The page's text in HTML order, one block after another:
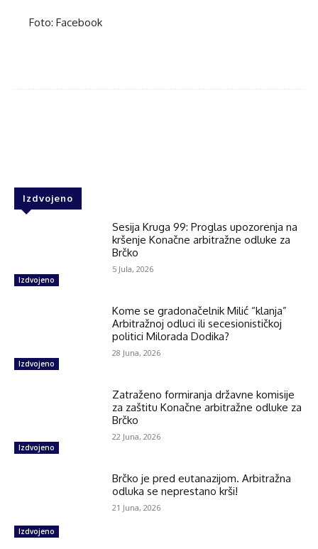
Foto: Facebook
Izdvojeno
Izdvojeno
Sesija Kruga 99: Proglas upozorenja na
kršenje Konačne arbitražne odluke za
Brčko
5 Jula, 2026
Izdvojeno
Kome se gradonačelnik Milić “klanja”
Arbitražnoj odluci ili secesionističkoj
politici Milorada Dodika?
28 Juna, 2026
Izdvojeno
Zatraženo formiranja državne komisije
za zaštitu Konačne arbitražne odluke za
Brčko
22 Juna, 2026
Izdvojeno
Brčko je pred eutanazijom. Arbitražna
odluka se neprestano krši!
21 Juna, 2026